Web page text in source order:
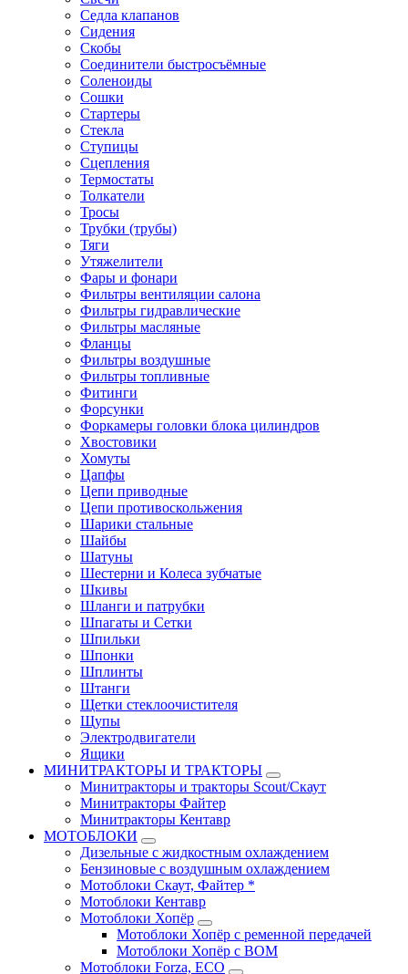
Седла клапанов
Сидения
Скобы
Соединители быстросъёмные
Соленоиды
Сошки
Стартеры
Стекла
Ступицы
Сцепления
Термостаты
Толкатели
Тросы
Трубки (трубы)
Тяги
Утяжелители
Фары и фонари
Фильтры вентиляции салона
Фильтры гидравлические
Фильтры масляные
Фланцы
Фильтры воздушные
Фильтры топливные
Фитинги
Форсунки
Форкамеры головки блока цилиндров
Хвостовики
Хомуты
Цапфы
Цепи приводные
Цепи противоскольжения
Шарики стальные
Шайбы
Шатуны
Шестерни и Колеса зубчатые
Шкивы
Шланги и патрубки
Шпагаты и Сетки
Шпильки
Шпонки
Шплинты
Штанги
Щетки стеклоочистителя
Щупы
Электродвигатели
Ящики
МИНИТРАКТОРЫ И ТРАКТОРЫ
Минитракторы и тракторы Scout/Скаут
Минитракторы Файтер
Минитракторы Кентавр
МОТОБЛОКИ
Дизельные с жидкостным охлаждением
Бензиновые с воздушным охлаждением
Мотоблоки Скаут, Файтер *
Мотоблоки Кентавр
Мотоблоки Хопёр
Мотоблоки Хопёр с ременной передачей
Мотоблоки Хопёр с ВОМ
Мотоблоки Forza, ECO